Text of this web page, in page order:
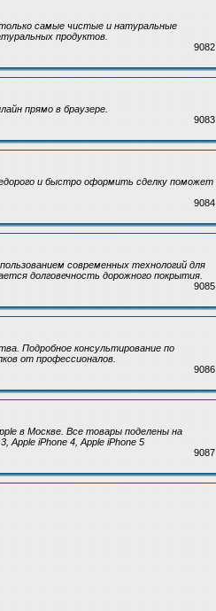
самые чистые и натуральные
продуктов.
9082
прямо в браузере.
9083
и быстро оформить сделку поможет
9084
современных технологий для
долговечность дорожного покрытия.
9085
Подробное консультирование по
от профессионалов.
9086
в Москве. Все товары поделены на
Apple iPhone 4, Apple iPhone 5
9087